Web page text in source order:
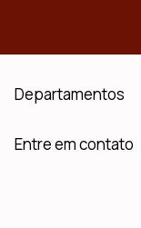
Departamentos
Entre em contato